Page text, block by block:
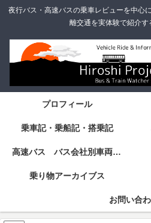
夜行バス・高速バスの乗車レビューを中心
離交通を実体験で紹介す
プロフィール
乗車記・乗船記・搭乗記
高速バス バス会社別車両・設備・シート紹介
乗り物アーカイブス
お問い合